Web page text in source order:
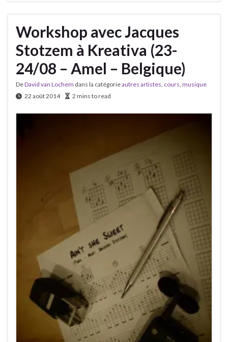
Workshop avec Jacques
Stotzem à Kreativa (23-
24/08 – Amel – Belgique)
DeDavid van Lochem dans la catégorieautres artistes, cours, musique
22 août 2014
2 mins to read